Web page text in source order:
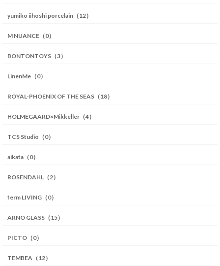
yumiko iihoshi porcelain（12）
M NUANCE（0）
BONTONTOYS（3）
LinenMe（0）
ROYAL-PHOENIX OF THE SEAS（18）
HOLMEGAARD×Mikkeller（4）
TCS Studio（0）
aikata（0）
ROSENDAHL（2）
ferm LIVING（0）
ARNO GLASS（15）
PICTO（0）
TEMBEA（12）